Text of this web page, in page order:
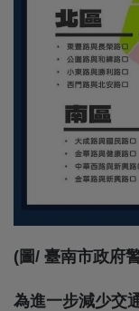
(圖/ 臺南市政府
為進一步減少交